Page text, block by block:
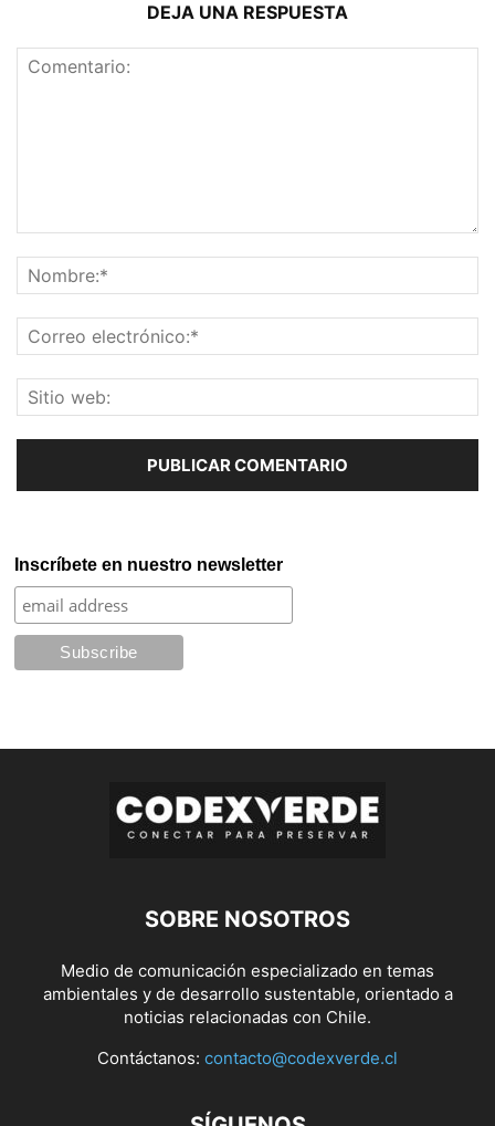
DEJA UNA RESPUESTA
Inscríbete en nuestro newsletter
SOBRE NOSOTROS
Medio de comunicación especializado en temas
ambientales y de desarrollo sustentable, orientado a
noticias relacionadas con Chile.
Contáctanos: contacto@codexverde.cl